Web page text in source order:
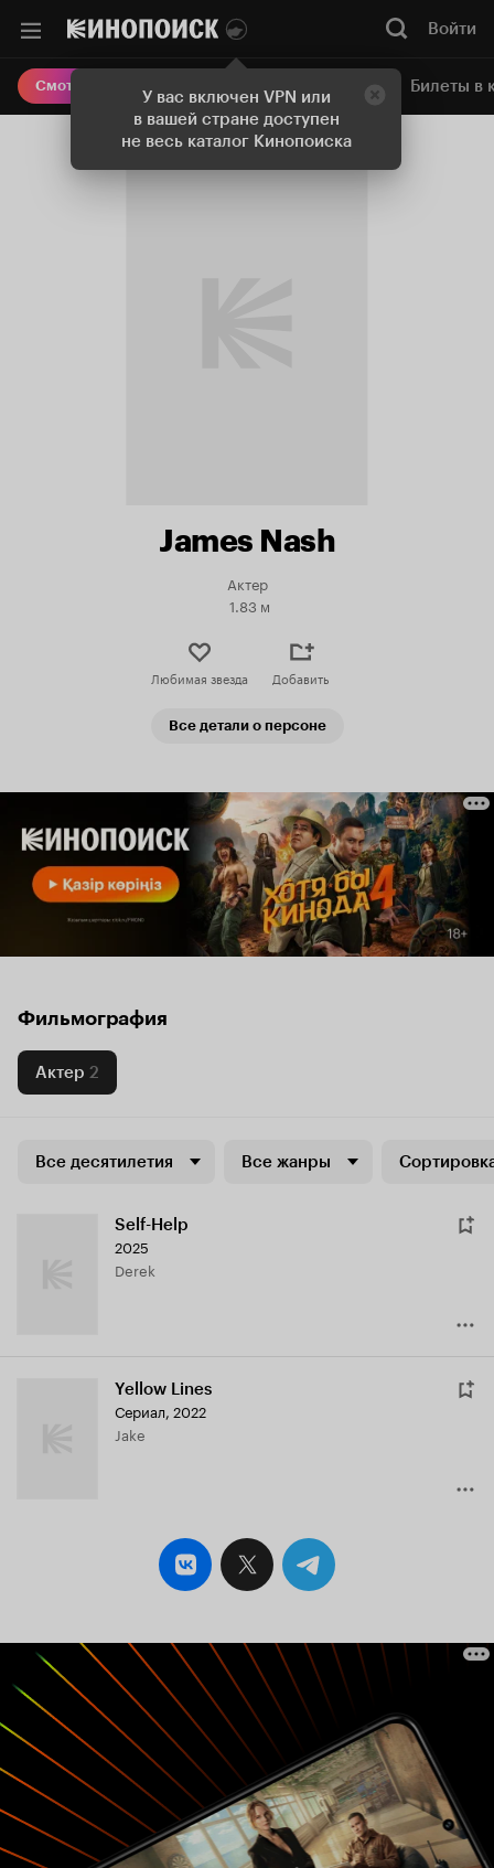
У вас включен VPN или
в вашей стране доступен
не весь каталог Кинопоиска
Войти
Смотреть кино Онлайн-кинотеатр Билеты в
James Nash
Актер
1.83 м
Любимая звезда Добавить
Все детали о персоне
Фильмография
Актер 2
Все десятилетия Все жанры
Self-Help
2025
Derek
Yellow Lines
Сериал, 2022
Jake